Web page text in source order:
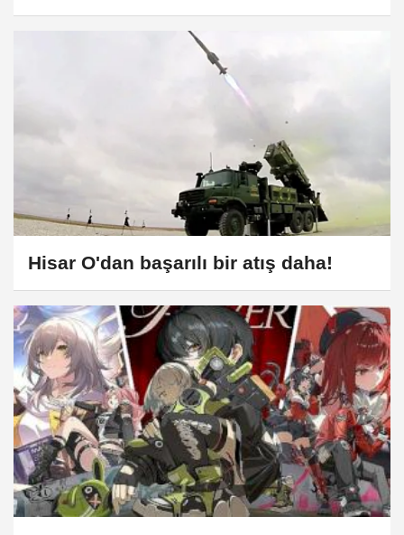
Sistem” Yorumu
Hisar O'dan başarılı bir atış daha!